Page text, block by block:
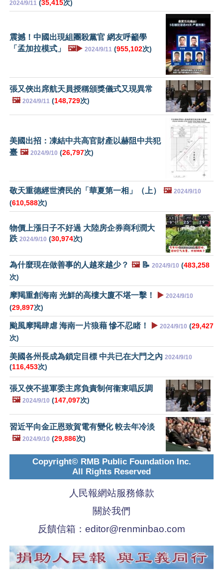
2024/9/11 (35,415次)
震撼！中國出現組團殺黨官 網友呼籲學
「孟加拉模式」
🖼️▶️ 2024/9/11 (955,102次)
張又俠出席航天員授稱頒獎儀式又現異常
🖼️ 2024/9/11 (148,729次)
美國出招：凍結中共高官財產以赫阻中共犯
臺 🖼️ 2024/9/10 (26,797次)
敬天重德經世濟民的「華夏第一相」（上） 🖼️ 2024/9/10
(610,588次)
物價上漲日子不好過 大陸房企券商利潤大
跌 2024/9/10 (30,974次)
為什麼現在做善事的人越來越少？ 🖼️📝 2024/9/10 (483,258
次)
摩羯重創海南 光鮮的高樓大廈不堪一擊！ ▶️ 2024/9/10
(29,897次)
颱風摩羯肆虐 海南一片狼藉 慘不忍睹！ ▶️ 2024/9/10 (29,427
次)
美國各州長成為鎖定目標 中共已在大門之內 2024/9/10
(116,453次)
張又俠不提軍委主席負責制何衞東唱反調
🖼️ 2024/9/10 (147,097次)
習近平向金正恩致賀電有變化 較去年冷淡
🖼️ 2024/9/10 (29,886次)
Copyright© RMB Public Foundation Inc.
All Rights Reserved
人民報網站服務條款
關於我們
反饋信箱： editor@renminbao.com